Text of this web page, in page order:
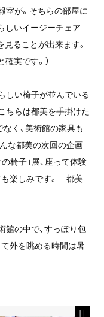
室が。そちらの部屋に
しいイージーチェア
ることが出来ます。
実です。）
しい椅子が並んでいる
ちらは都美を手掛けた
く、美術館の家具も
な都美の次回の企画
椅子」展、座って体験
楽しみです。 都美
館の中で、すっぽり包
外を眺める時間は暑